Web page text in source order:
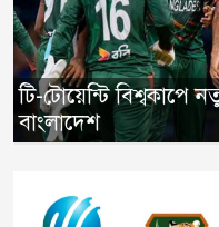
টি-টোয়েন্টি
বাংলাদেশ